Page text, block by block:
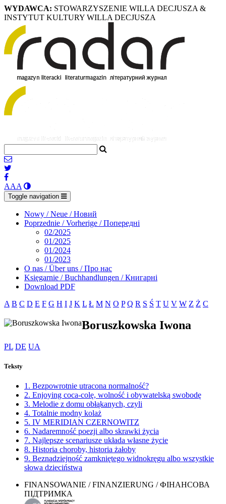
WYDAWCA: STOWARZYSZENIE WILLA DECJUSZA &
INSTYTUT KULTURY WILLA DECJUSZA
AAA
Toggle navigation
Nowy / Neue / Новий
Poprzednie / Vorherige / Попередні
02/2025
01/2025
01/2024
01/2023
O nas / Über uns / Про нас
Księgarnie / Buchhandlungen / Книгарні
Download PDF
A B C D E F G H I J K L Ł M N O P Q R S Ś T U V W Z Ż С
Boruszkowska Iwona
PL DE UA
Teksty
1. Bezpowrotnie utracona normalność?
2. Enjoying coca-colę, wolność i obywatelską swobodę
3. Melodie z domu obłąkanych, czyli
4. Totalnie modny kolaż
5. IV MERIDIAN CZERNOWITZ
6. Nadaremność poezji albo skrawki życia
7. Najlepsze scenariusze układa własne życie
8. Historia choroby, historia żałoby
9. Beznadziejność zamkniętego widnokręgu albo wszystkie
słowa dzieciństwa
FINANSOWANIE / FINANZIERUNG / ФІНАНСОВА
ПІДТРИМКА